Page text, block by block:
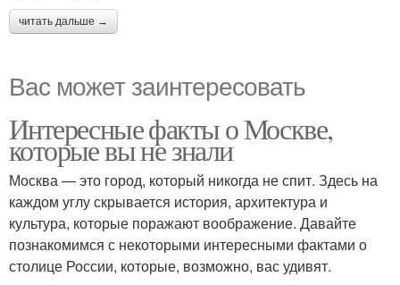
читать дальше →
Вас может заинтересовать
Интересные факты о Москве,
которые вы не знали
Москва — это город, который никогда не спит. Здесь на
каждом углу скрывается история, архитектура и
культура, которые поражают воображение. Давайте
познакомимся с некоторыми интересными фактами о
столице России, которые, возможно, вас удивят.